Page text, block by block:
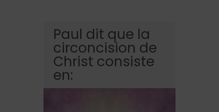
Paul dit que la
circoncision de
Christ consiste
en: